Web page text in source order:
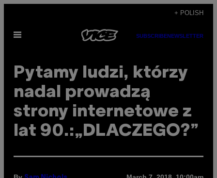
content
+ POLISH
Open
SUBSCRIBENEWSLETTER
Pytamy ludzi, którzy
nadal prowadzą
strony internetowe z
lat 90.:„DLACZEGO?”